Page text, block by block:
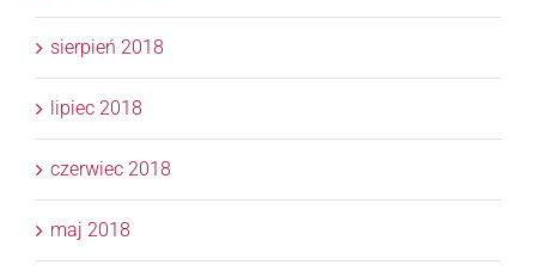
sierpień 2018
lipiec 2018
czerwiec 2018
maj 2018